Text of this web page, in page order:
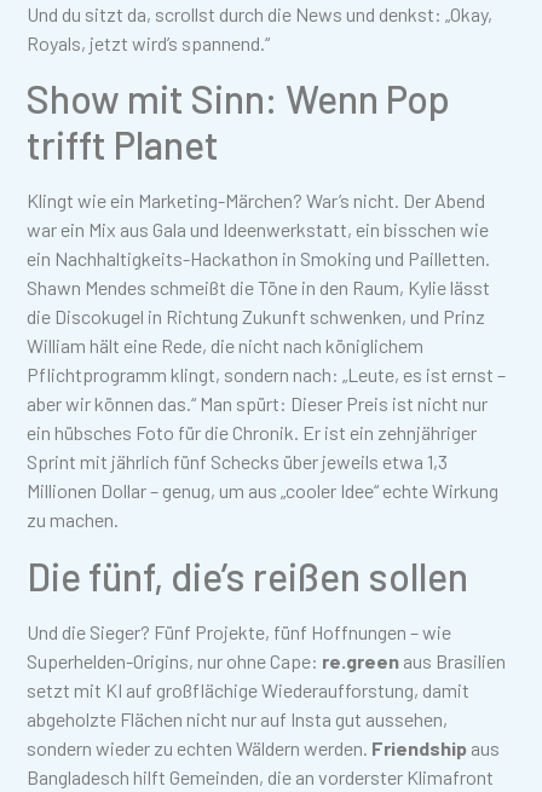
Und du sitzt da, scrollst durch die News und denkst: „Okay,
Royals, jetzt wird’s spannend.“
Show mit Sinn: Wenn Pop
trifft Planet
Klingt wie ein Marketing-Märchen? War’s nicht. Der Abend
war ein Mix aus Gala und Ideenwerkstatt, ein bisschen wie
ein Nachhaltigkeits-Hackathon in Smoking und Pailletten.
Shawn Mendes schmeißt die Töne in den Raum, Kylie lässt
die Discokugel in Richtung Zukunft schwenken, und Prinz
William hält eine Rede, die nicht nach königlichem
Pflichtprogramm klingt, sondern nach: „Leute, es ist ernst –
aber wir können das.“ Man spürt: Dieser Preis ist nicht nur
ein hübsches Foto für die Chronik. Er ist ein zehnjähriger
Sprint mit jährlich fünf Schecks über jeweils etwa 1,3
Millionen Dollar – genug, um aus „cooler Idee“ echte Wirkung
zu machen.
Die fünf, die’s reißen sollen
Und die Sieger? Fünf Projekte, fünf Hoffnungen – wie
Superhelden-Origins, nur ohne Cape: re.green aus Brasilien
setzt mit KI auf großflächige Wiederaufforstung, damit
abgeholzte Flächen nicht nur auf Insta gut aussehen,
sondern wieder zu echten Wäldern werden. Friendship aus
Bangladesch hilft Gemeinden, die an vorderster Klimafront